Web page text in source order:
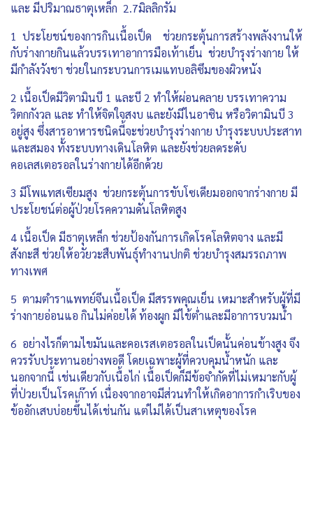
และ มีปริมาณธาตุเหล็ก 2.7มิลลิกรัม
1 ประโยชน์ของการกินเนื้อเป็ด ช่วยกระตุ้นการสร้างพลังงานให้
กับร่างกายกินแล้วบรรเทาอาการมือเท้าเย็น ช่วยบำรุงร่างกาย ให้
มีกำลังวังชา ช่วยในกระบวนการเมแทบอลิซึมของผิวหนัง
2 เนื้อเป็ดมีวิตามินบี 1 และบี 2 ทำให้ผ่อนคลาย บรรเทาความ
วิตกกังวล และ ทำให้จิตใจสงบ และยังมีไนอาซิน หรือวิตามินบี 3
อยู่สูง ซึ่งสารอาหารชนิดนี้จะช่วยบำรุงร่างกาย บำรุงระบบประสาท
และสมอง ทั้งระบบทางเดินโลหิต และยังช่วยลดระดับ
คอเลสเตอรอลในร่างกายได้อีกด้วย
3 มีโพแทสเซียมสูง ช่วยกระตุ้นการขับโซเดียมออกจากร่างกาย มี
ประโยชน์ต่อผู้ป่วยโรคความดันโลหิตสูง
4 เนื้อเป็ด มีธาตุเหล็ก ช่วยป้องกันการเกิดโรคโลหิตจาง และมี
สังกะสี ช่วยให้อวัยวะสืบพันธุ์ทำงานปกติ ช่วยบำรุงสมรรถภาพ
ทางเพศ
5 ตามตำราแพทย์จีนเนื้อเป็ด มีสรรพคุณเย็น เหมาะสำหรับผู้ที่มี
ร่างกายอ่อนแอ กินไม่ค่อยได้ ท้องผูก มีไข้ต่ำและมีอาการบวมน้ำ
6 อย่างไรก็ตามไขมันและคอเรสเตอรอลในเป็ดนั้นค่อนข้างสูง จึง
ควรรับประทานอย่างพอดี โดยเฉพาะผู้ที่ควบคุมน้ำหนัก และ
นอกจากนี้ เช่นเดียวกับเนื้อไก่ เนื้อเป็ดก็มีข้อจำกัดที่ไม่เหมาะกับผู้
ที่ป่วยเป็นโรคเก๊าท์ เนื่องจากอาจมีส่วนทำให้เกิดอาการกำเริบของ
ข้ออักเสบบ่อยขึ้นได้เช่นกัน แต่ไม่ได้เป็นสาเหตุของโรค